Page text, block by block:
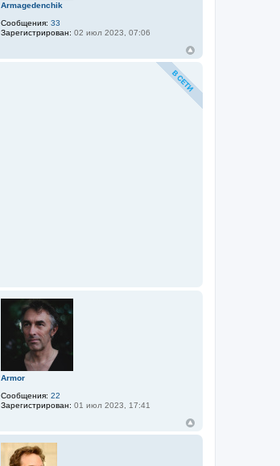
Armagedenchik
Сообщения: 33
Зарегистрирован: 02 июл 2023, 07:06
Armor
Сообщения: 22
Зарегистрирован: 01 июл 2023, 17:41